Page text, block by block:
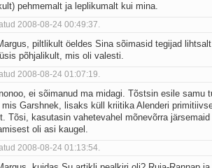
pehmemalt ja leplikumalt kui mina.
2008-08-24 00:49:37.
piltlikult öeldes Sina sõimasid tegijad
põhjalikult, mis oli valesti.
2008-08-24 01:07:19.
ei sõimanud ma midagi. Tõstsin esile samu
mis Garshnek, lisaks küll kriitika Alenderi
Tõsi, kasutasin vahetevahel mõnevõrra
oli asi kaugel.
2008-08-24 01:13:54.